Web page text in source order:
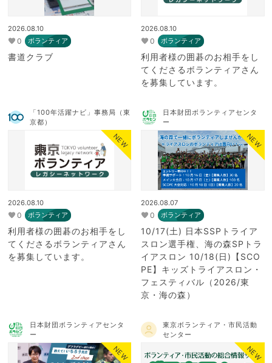
2026.08.10
0 ボランティア
書道クラブ
2026.08.10
0 ボランティア
利用者様の囲碁のお相手をし
てくださるボランティアさん
を募集しています。
「100年活躍ナビ」事務局（東
京都）
NEW
2026.08.10
0 ボランティア
利用者様の囲碁のお相手をし
てくださるボランティアさん
を募集しています。
日本財団ボランティアセンタ
ー
NEW
2026.08.07
0 ボランティア
10/17(土) 日本SSPトライア
スロン選手権、海の森SPトラ
イアスロン 10/18(日)【SCO
PE】キッズトライアスロン・
フェスティバル（2026/東
京・海の森）
日本財団ボランティアセンタ
ー
NEW
東京ボランティア・市民活動
センター
NEW